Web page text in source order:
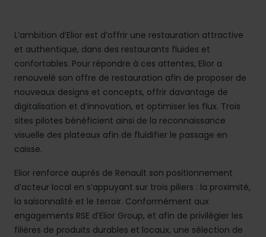
L’ambition d’Elior est d’offrir une restauration attractive
et authentique, dans des restaurants fluides et
confortables. Pour répondre à ces attentes, Elior a
renouvelé son offre de restauration afin de proposer de
nouveaux designs et concepts, offrir davantage de
digitalisation et d’innovation, et optimiser les flux. Trois
sites pilotes bénéficient ainsi de la reconnaissance
visuelle des plateaux afin de fluidifier le passage en
caisse.
Elior renforce auprès de Renault son positionnement
d’acteur local en s’appuyant sur trois piliers : la proximité,
la saisonnalité et le terroir. Conformément aux
engagements RSE d’Elior Group, et afin de privilégier les
filières de produits durables et locaux, une sélection de